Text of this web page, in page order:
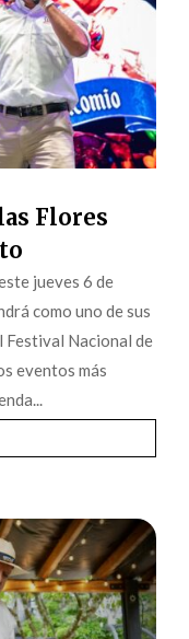
Flores
jueves 6 de
como uno de sus
Nacional de
eventos más